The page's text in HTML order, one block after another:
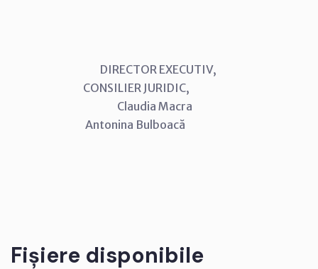
DIRECTOR EXECUTIV,
CONSILIER JURIDIC,
Claudia Macra
Antonina Bulboacă
Fișiere disponibile